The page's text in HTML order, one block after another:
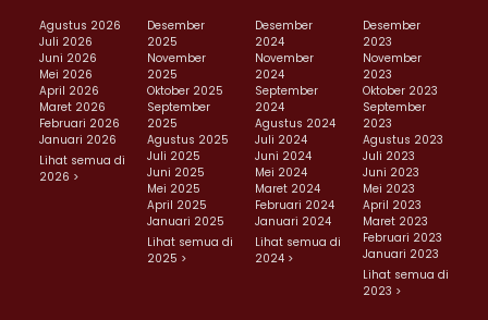
Agustus 2026
Juli 2026
Juni 2026
Mei 2026
April 2026
Maret 2026
Februari 2026
Januari 2026
Lihat semua di
2026 >
Desember
2025
November
2025
Oktober 2025
September
2025
Agustus 2025
Juli 2025
Juni 2025
Mei 2025
April 2025
Januari 2025
Lihat semua di
2025 >
Desember
2024
November
2024
September
2024
Agustus 2024
Juli 2024
Juni 2024
Mei 2024
Maret 2024
Februari 2024
Januari 2024
Lihat semua di
2024 >
Desember
2023
November
2023
Oktober 2023
September
2023
Agustus 2023
Juli 2023
Juni 2023
Mei 2023
April 2023
Maret 2023
Februari 2023
Januari 2023
Lihat semua di
2023 >